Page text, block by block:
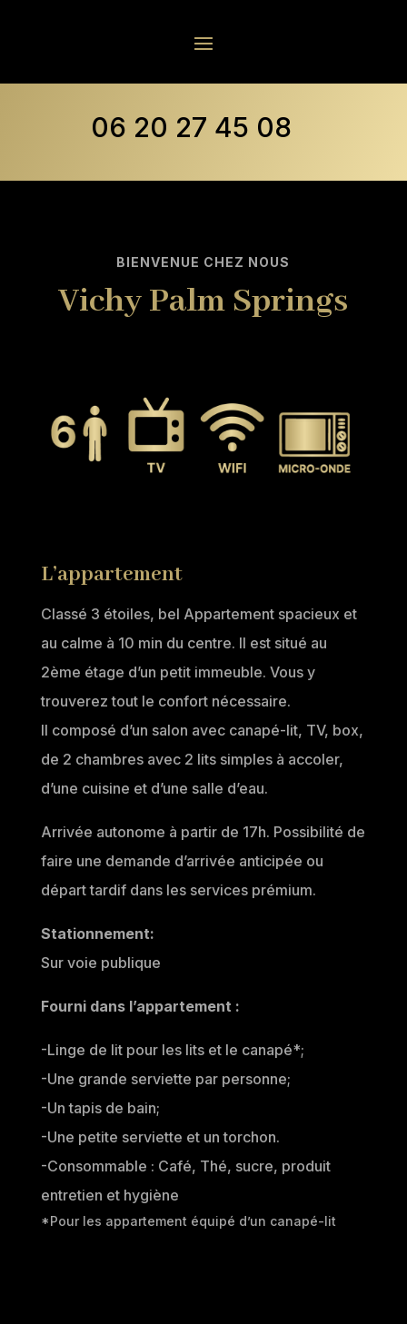
06 20 27 45 08
BIENVENUE CHEZ NOUS
Vichy Palm Springs
L’appartement
Classé 3 étoiles, bel Appartement spacieux et
au calme à 10 min du centre. Il est situé au
2ème étage d’un petit immeuble. Vous y
trouverez tout le confort nécessaire.
Il composé d’un salon avec canapé-lit, TV, box,
de 2 chambres avec 2 lits simples à accoler,
d’une cuisine et d’une salle d’eau.
Arrivée autonome à partir de 17h. Possibilité de
faire une demande d’arrivée anticipée ou
départ tardif dans les services prémium.
Stationnement:
Sur voie publique
Fourni dans l’appartement :
-Linge de lit pour les lits et le canapé*;
-Une grande serviette par personne;
-Un tapis de bain;
-Une petite serviette et un torchon.
-Consommable : Café, Thé, sucre, produit
entretien et hygiène
*Pour les appartement équipé d’un canapé-lit